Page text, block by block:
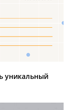
уникальный